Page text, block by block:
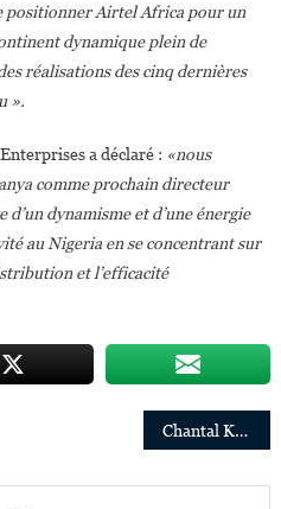
positionner Airtel Africa pour un
dynamique plein de
réalisations des cinq dernières
».
a déclaré : «nous
comme prochain directeur
dynamisme et d’une énergie
au Nigeria en se concentrant sur
et l’efficacité
Chantal Kagame Umutoni nommée CEO de la nouvelle filiale FinTech de MTN Rwanda